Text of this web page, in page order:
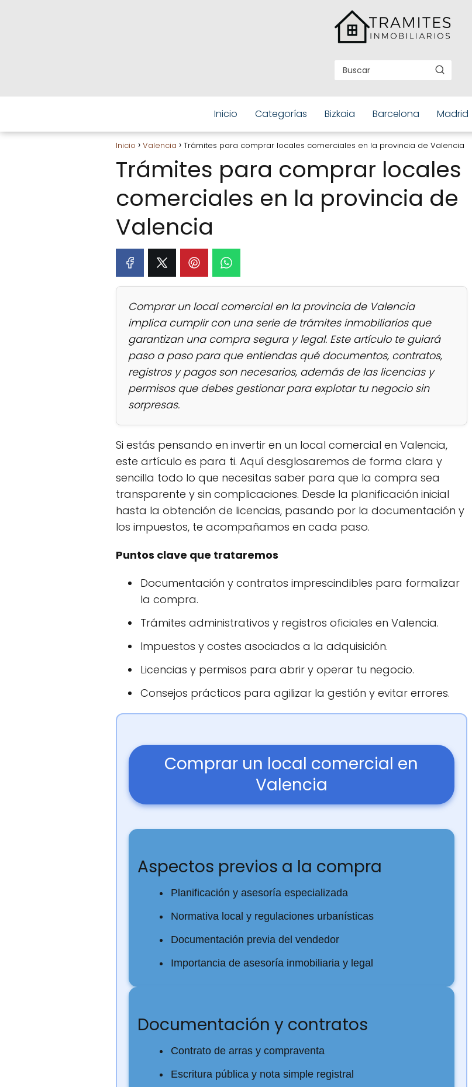
Inicio Categorías Bizkaia Barcelona Madrid
Inicio Valencia Trámites para comprar locales comerciales en la provincia de Valencia
Trámites para comprar locales
comerciales en la provincia de
Valencia
Comprar un local comercial en la provincia de Valencia
implica cumplir con una serie de trámites inmobiliarios que
garantizan una compra segura y legal. Este artículo te guiará
paso a paso para que entiendas qué documentos, contratos,
registros y pagos son necesarios, además de las licencias y
permisos que debes gestionar para explotar tu negocio sin
sorpresas.
Si estás pensando en invertir en un local comercial en Valencia,
este artículo es para ti. Aquí desglosaremos de forma clara y
sencilla todo lo que necesitas saber para que la compra sea
transparente y sin complicaciones. Desde la planificación inicial
hasta la obtención de licencias, pasando por la documentación y
los impuestos, te acompañamos en cada paso.
Puntos clave que trataremos
Documentación y contratos imprescindibles para formalizar
la compra.
Trámites administrativos y registros oficiales en Valencia.
Impuestos y costes asociados a la adquisición.
Licencias y permisos para abrir y operar tu negocio.
Consejos prácticos para agilizar la gestión y evitar errores.
Comprar un local comercial en
Valencia
Aspectos previos a la compra
Planificación y asesoría especializada
Normativa local y regulaciones urbanísticas
Documentación previa del vendedor
Importancia de asesoría inmobiliaria y legal
Documentación y contratos
Contrato de arras y compraventa
Escritura pública y nota simple registral